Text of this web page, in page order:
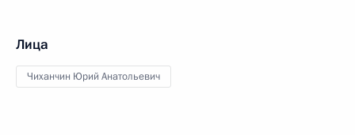
Лица
Чиханчин Юрий Анатольевич